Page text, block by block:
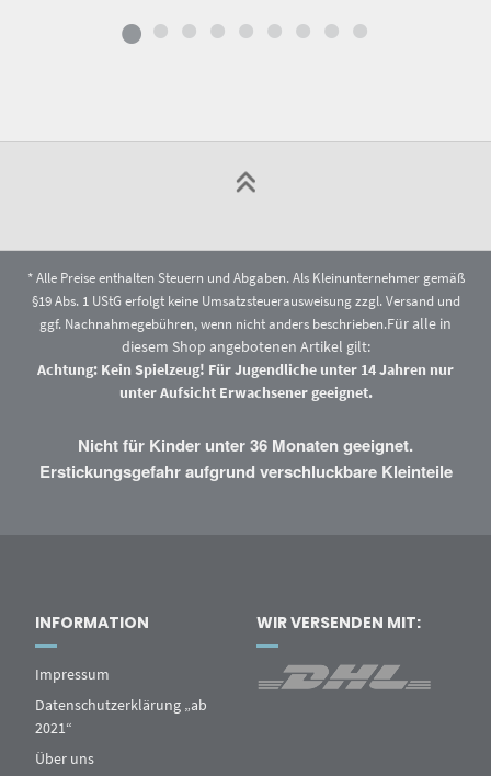
* Alle Preise enthalten Steuern und Abgaben. Als Kleinunternehmer gemäß
§19 Abs. 1 UStG erfolgt keine Umsatzsteuerausweisung zzgl.Versand und
ggf. Nachnahmegebühren, wenn nicht anders beschrieben.Für alle in
diesem Shop angebotenen Artikel gilt:
Achtung: Kein Spielzeug! Für Jugendliche unter 14 Jahren nur
unter Aufsicht Erwachsener geeignet.
Nicht für Kinder unter 36 Monaten geeignet.
Erstickungsgefahr aufgrund verschluckbare Kleinteile
INFORMATION
Impressum
Datenschutzerklärung „ab
2021“
Über uns
WIR VERSENDEN MIT: